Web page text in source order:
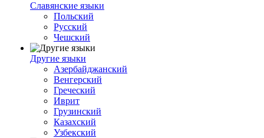
Славянские языки
Польский
Русский
Чешский
Другие языки
Азербайджанский
Венгерский
Греческий
Иврит
Грузинский
Казахский
Узбекский